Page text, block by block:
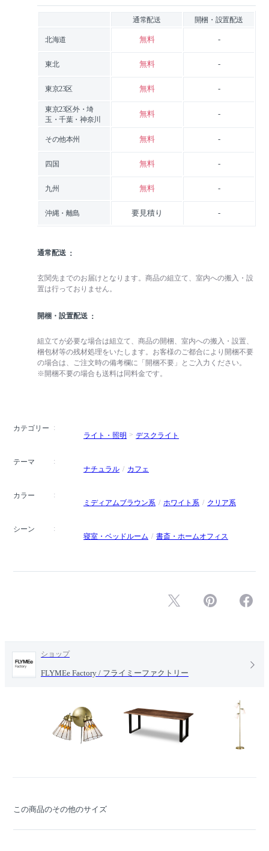
通常配送 開梱・設置配送
北海道 無料 -
東北 無料 -
東京23区 無料 -
東京23区外・埼
玉・千葉・神奈川
無料 -
その他本州 無料 -
四国 無料 -
九州 無料 -
沖縄・離島 要見積り -
通常配送
玄関先までのお届けとなります。商品の組立て、室内への搬入・設
置は行っておりません。
開梱・設置配送
組立てが必要な場合は組立て、商品の開梱、室内への搬入・設置、
梱包材等の残材処理をいたします。お客様のご都合により開梱不要
の場合は、ご注文時の備考欄に「開梱不要」とご入力ください。
※開梱不要の場合も送料は同料金です。
カテゴリー
ライト・照明
デスクライト
テーマ
ナチュラル
カフェ
カラー
ミディアムブラウン系
ホワイト系 クリア系
シーン
寝室・ベッドルーム
書斎・ホームオフィス
ショップ
FLYMEe Factory / フライミーファクトリー
この商品のその他のサイズ